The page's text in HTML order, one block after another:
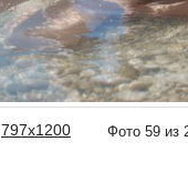
797x1200 Фото 59